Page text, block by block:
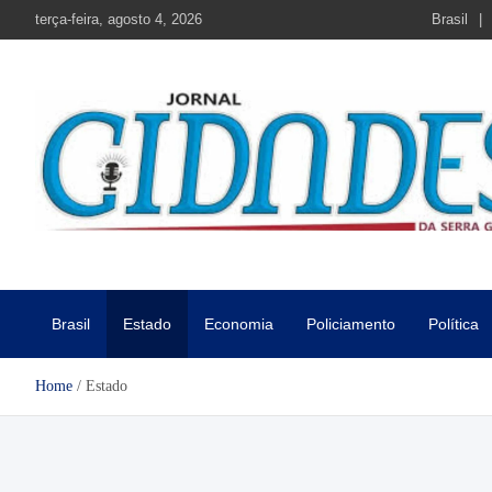
terça-feira, agosto 4, 2026 Brasil
Brasil Estado Economia Policiamento Política
Home Estado